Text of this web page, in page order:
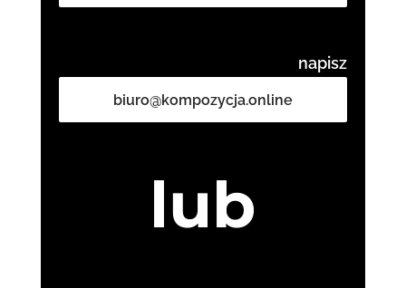
napisz
biuro@kompozycja.online
lub